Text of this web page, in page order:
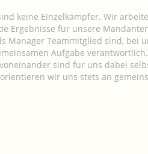
keine Einzelkämpfer. Wir
Ergebnisse für unsere
Manager Teammitglied sind, bei
Aufgabe
sind für uns dabei
wir uns stets an